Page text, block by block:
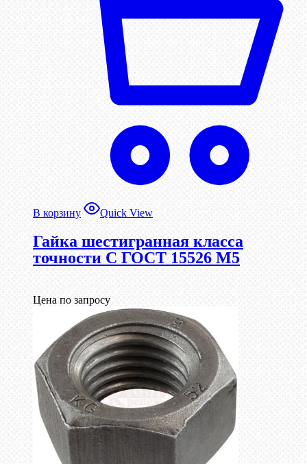
В корзину Quick View
Гайка шестигранная класса
точности С ГОСТ 15526 М5
Цена по запросу